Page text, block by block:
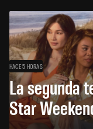
HACE 5 HORAS
La segunda
Star